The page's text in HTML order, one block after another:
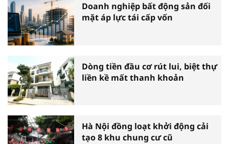
Doanh nghiệp bất động sản đối
mặt áp lực tái cấp vốn
Dòng tiền đầu cơ rút lui, biệt thự
liền kề mất thanh khoản
Hà Nội đồng loạt khởi động cải
tạo 8 khu chung cư cũ